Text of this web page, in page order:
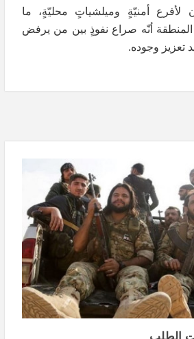
لأفرع أمنيّةٍ وميلشياتٍ محليّةٍ، ما
أنّه صراع نفوذٍ بين من يرفض
تعزيز وجوده.